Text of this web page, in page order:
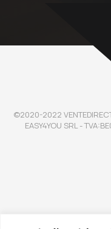
©2020-2022
EASY4YOU SRL -